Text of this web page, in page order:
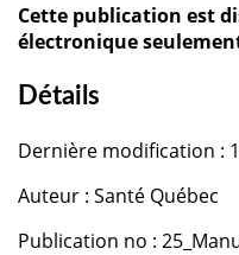
Cette publication est
électronique
Détails
Dernière modification :
Auteur : Santé Québec
Publication no :